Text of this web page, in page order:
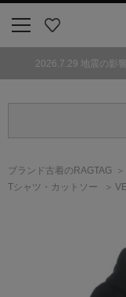
気
2026.7.29 地震の影
ブランド古着のRAGTAG
Tシャツ・カットソー